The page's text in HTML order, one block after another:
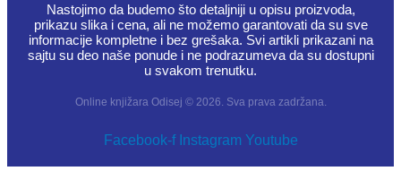
Nastojimo da budemo što detaljniji u opisu proizvoda,
prikazu slika i cena, ali ne možemo garantovati da su sve
informacije kompletne i bez grešaka. Svi artikli prikazani na
sajtu su deo naše ponude i ne podrazumeva da su dostupni
u svakom trenutku.
Online knjižara Odisej © 2026. Sva prava zadržana.
Facebook-f Instagram Youtube